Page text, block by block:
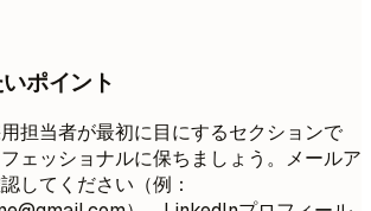
ポイント
担当者が最初に目にするセクションで
ェッショナルに保ちましょう。メールア
してください（例：